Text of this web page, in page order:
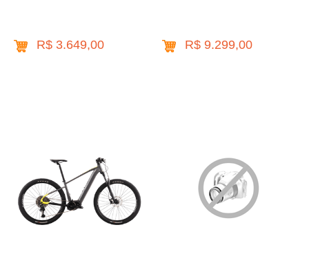
R$ 3.649,00 R$ 9.299,00